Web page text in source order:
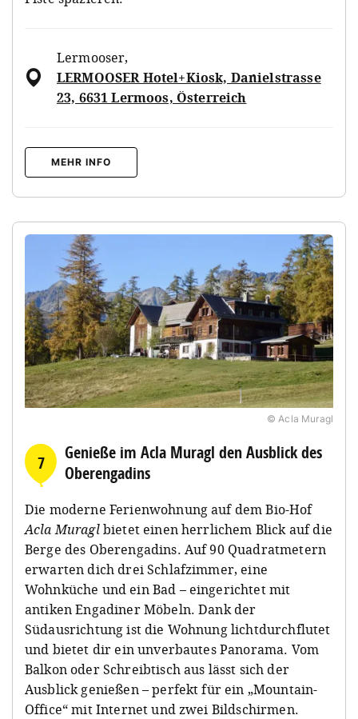
Lermooser,
LERMOOSER Hotel+Kiosk, Danielstrasse
23, 6631 Lermoos, Österreich
MEHR INFO
© Acla Muragl
7
Genieße im Acla Muragl den Ausblick des
Oberengadins
Die moderne Ferienwohnung auf dem Bio-Hof
Acla Muraglbietet einen herrlichem Blick auf die
Berge des Oberengadins. Auf 90 Quadratmetern
erwarten dich drei Schlafzimmer, eine
Wohnküche und ein Bad – eingerichtet mit
antiken Engadiner Möbeln. Dank der
Südausrichtung ist die Wohnung lichtdurchflutet
und bietet dir ein unverbautes Panorama. Vom
Balkon oder Schreibtisch aus lässt sich der
Ausblick genießen – perfekt für ein „Mountain-
Office“ mit Internet und zwei Bildschirmen.